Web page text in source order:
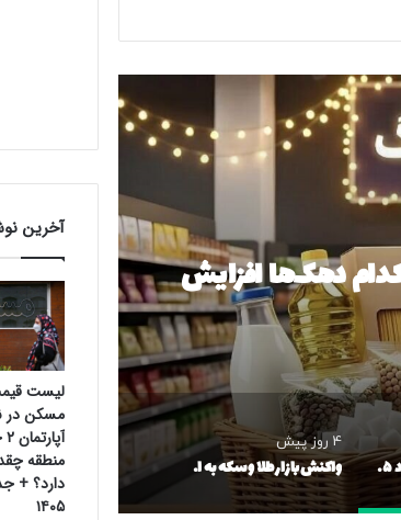
واکنش بازار طلا و سکه به اخبار از سرگیری مذاکرات/ طلای ۱۸ عیار
زمان شارژ کالابرگ مرداد ۱۴۰۵ اعلام شد/ مبلغ کدام دهک‌ها افزایش یافت؟
4 روز پیش
واکنش بازار طلا و سکه به اخبار از سرگیری مذاکرات/ طلای ۱۸ عیار امروز چه تغییری کرد؟ + جدول قیمت‌ها
آخرین
لیست
مسکن در
منطقه
دارد؟ +
۱۴۰۵